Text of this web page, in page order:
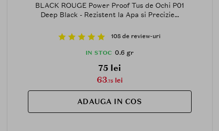
BLACK ROUGE Power Proof Tus de Ochi P01
Deep Black - Rezistent la Apa si Precizie...
108 de review-uri
IN STOC 0.6 gr
75 lei
63.75lei
ADAUGA IN COS